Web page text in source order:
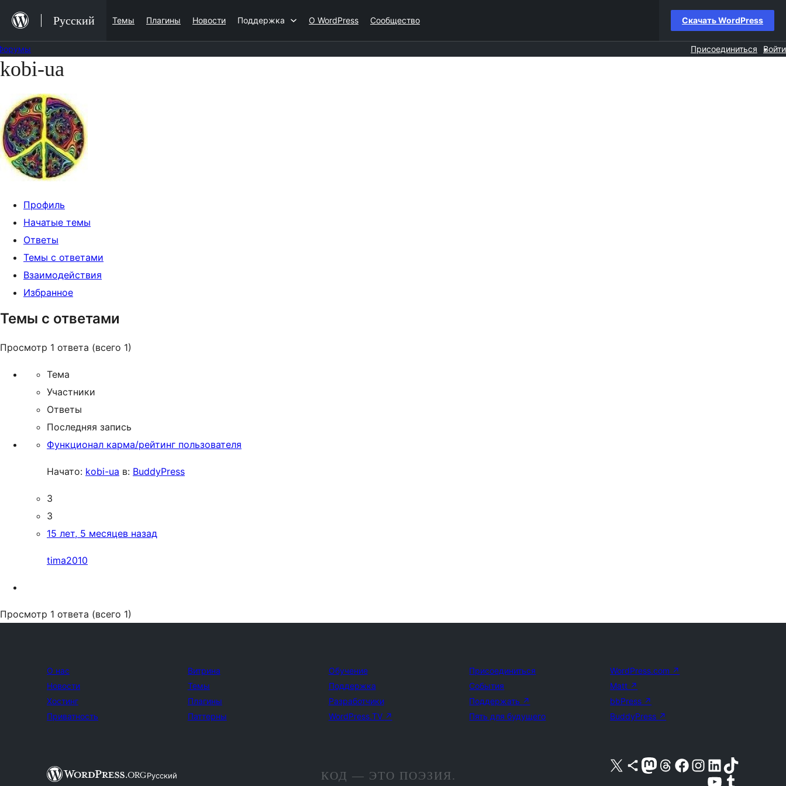
содержимому
Русский Темы Плагины Новости Поддержка О WordPress Сообщество Скачать WordPress
Присоединиться Войти
Перейти
содержимому
kobi-ua
Профиль
Начатые темы
Ответы
Темы с ответами
Взаимодействия
Избранное
Темы с ответами
Просмотр 1 ответа (всего 1)
Тема
Участники
Ответы
Последняя запись
Функционал карма/рейтинг пользователя
Начато: kobi-ua в: BuddyPress
3
3
15 лет, 5 месяцев назад
tima2010
Просмотр 1 ответа (всего 1)
О нас
Новости
Хостинг
Приватность
Витрина
Темы
Плагины
Паттерны
Обучение
Поддержка
Разработчики
WordPress.TV ↗
Присоединиться
События
Поддержать ↗
Пять для будущего
WordPress.com ↗
Matt ↗
bbPress ↗
BuddyPress ↗
Русский
Посетите нас в X (ранее Twitter)
Посетите нашу учётную запись в Bluesky
Посетите нашу ленту в Mastodon
Посетите нашу учётную запись в Threads
Посетите нашу страницу на Facebook
Посетите наш Instagram
Посетите нашу страницу в LinkedIn
Посетите нашу учётную запись в TikTok
Посетите наш канал YouTube
Посетите нашу учётную запись в Tumblr
КОД — ЭТО ПОЭЗИЯ.